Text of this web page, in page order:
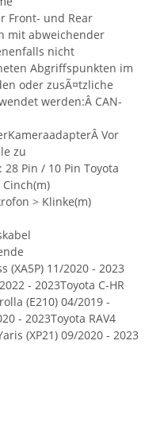
Front- und Rear
mit abweichender
nicht
Abgriffspunkten im
oder zusÃ¤tzliche
werden:Â CAN-
Vor
zu
Pin / 10 Pin Toyota
Cinch(m)
> Klinke(m)
(XA5P) 11/2020 - 2023
- 2023Toyota C-HR
(E210) 04/2019 -
- 2023Toyota RAV4
(XP21) 09/2020 - 2023